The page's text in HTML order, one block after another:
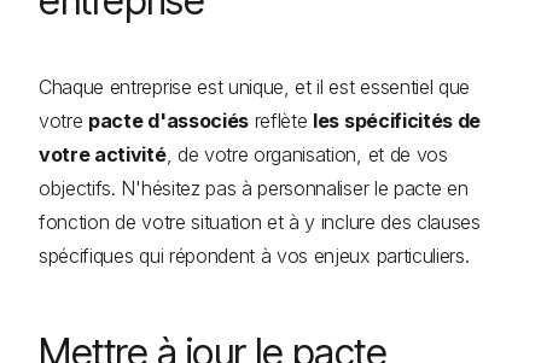
Chaque entreprise est unique, et il est essentiel que
votre pacte d'associésreflète les spécificités de
votre activité, de votre organisation, et de vos
objectifs. N'hésitez pas à personnaliser le pacte en
fonction de votre situation et à y inclure des clauses
spécifiques qui répondent à vos enjeux particuliers.
Mettre à jour le pacte